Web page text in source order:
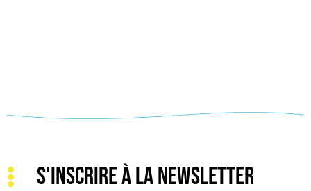
S'INSCRIRE À LA NEWSLETTER